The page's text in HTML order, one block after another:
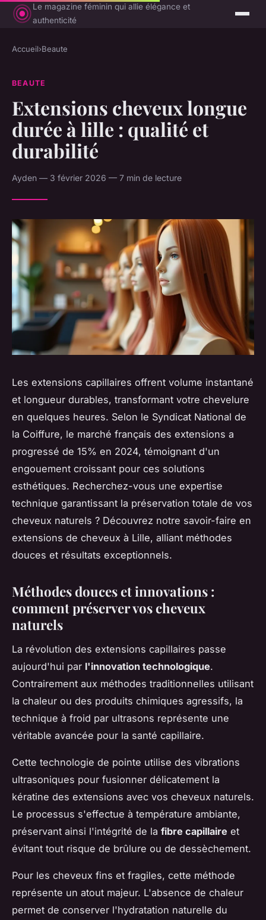
Le magazine féminin qui allie élégance et
authenticité
Accueil›Beaute
BEAUTE
Extensions cheveux longue
durée à lille : qualité et
durabilité
Ayden — 3 février 2026 — 7 min de lecture
Les extensions capillaires offrent volume instantané
et longueur durables, transformant votre chevelure
en quelques heures. Selon le Syndicat National de
la Coiffure, le marché français des extensions a
progressé de 15% en 2024, témoignant d'un
engouement croissant pour ces solutions
esthétiques. Recherchez-vous une expertise
technique garantissant la préservation totale de vos
cheveux naturels ? Découvrez notre savoir-faire en
extensions de cheveux à Lille, alliant méthodes
douces et résultats exceptionnels.
Méthodes douces et innovations :
comment préserver vos cheveux
naturels
La révolution des extensions capillaires passe
aujourd'hui par l'innovation technologique.
Contrairement aux méthodes traditionnelles utilisant
la chaleur ou des produits chimiques agressifs, la
technique à froid par ultrasons représente une
véritable avancée pour la santé capillaire.
Cette technologie de pointe utilise des vibrations
ultrasoniques pour fusionner délicatement la
kératine des extensions avec vos cheveux naturels.
Le processus s'effectue à température ambiante,
préservant ainsi l'intégrité de la fibre capillaire et
évitant tout risque de brûlure ou de dessèchement.
Pour les cheveux fins et fragiles, cette méthode
représente un atout majeur. L'absence de chaleur
permet de conserver l'hydratation naturelle du